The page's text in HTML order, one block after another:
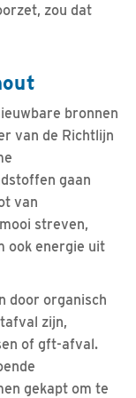
zou dat
bronnen
van de Richtlijn
gaan
van
streven,
ook energie uit
door organisch
zijn,
of gft-afval.
gekapt om te